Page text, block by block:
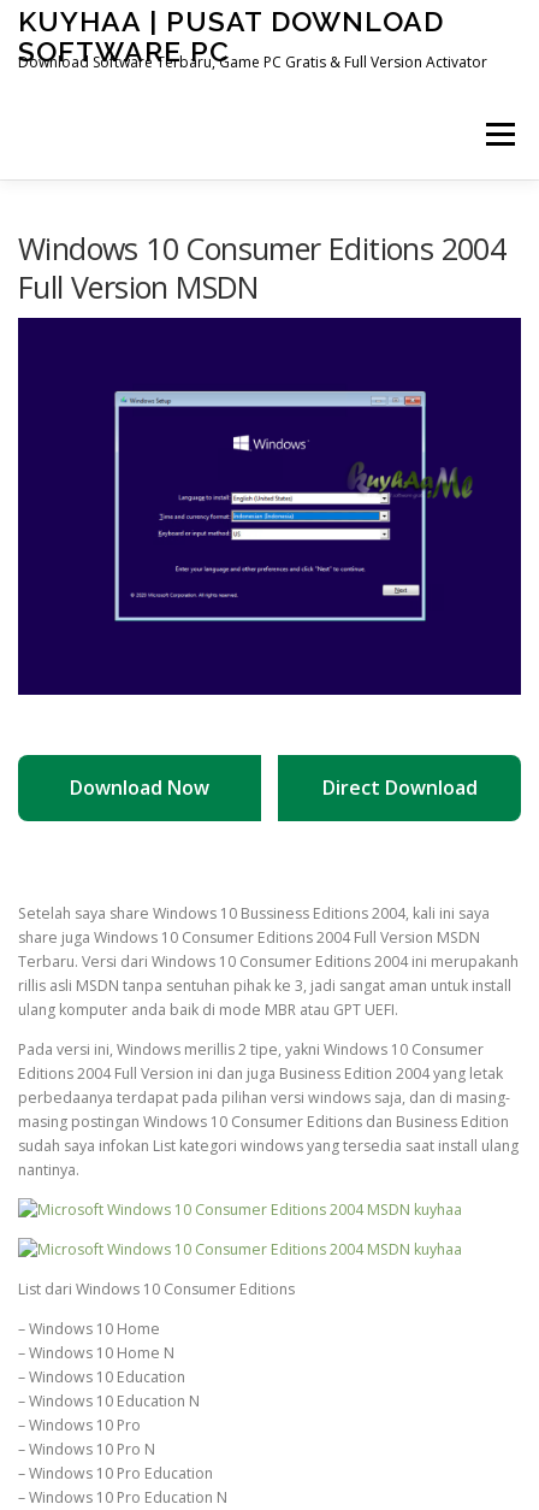
Skip
content
KUYHAA | PUSAT DOWNLOAD
SOFTWARE PC
Download Software Terbaru, Game PC Gratis & Full Version Activator
Menu
OTHER PAGES
Windows 10 Consumer Editions 2004
Full Version MSDN
Download Now Direct Download
Setelah saya share Windows 10 Bussiness Editions 2004, kali ini saya
share juga Windows 10 Consumer Editions 2004 Full Version MSDN
Terbaru. Versi dari Windows 10 Consumer Editions 2004 ini merupakanh
rillis asli MSDN tanpa sentuhan pihak ke 3, jadi sangat aman untuk install
ulang komputer anda baik di mode MBR atau GPT UEFI.
Pada versi ini, Windows merillis 2 tipe, yakni Windows 10 Consumer
Editions 2004 Full Version ini dan juga Business Edition 2004 yang letak
perbedaanya terdapat pada pilihan versi windows saja, dan di masing-
masing postingan Windows 10 Consumer Editions dan Business Edition
sudah saya infokan List kategori windows yang tersedia saat install ulang
nantinya.
List dari Windows 10 Consumer Editions
– Windows 10 Home
– Windows 10 Home N
– Windows 10 Education
– Windows 10 Education N
– Windows 10 Pro
– Windows 10 Pro N
– Windows 10 Pro Education
– Windows 10 Pro Education N